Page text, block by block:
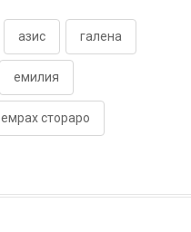
азис галена
емилия
емрах стораро